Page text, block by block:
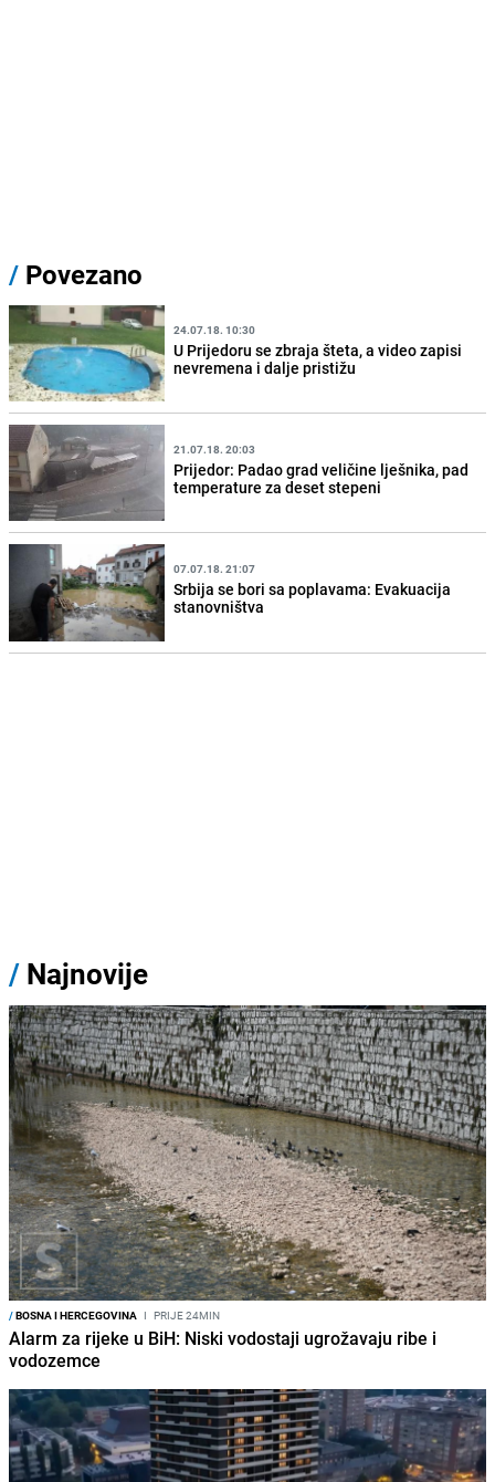
/ Povezano
24.07.18. 10:30
U Prijedoru se zbraja šteta, a video zapisi
nevremena i dalje pristižu
21.07.18. 20:03
Prijedor: Padao grad veličine lješnika, pad
temperature za deset stepeni
07.07.18. 21:07
Srbija se bori sa poplavama: Evakuacija
stanovništva
/ Najnovije
/BOSNA I HERCEGOVINA I PRIJE 24MIN
Alarm za rijeke u BiH: Niski vodostaji ugrožavaju ribe i
vodozemce